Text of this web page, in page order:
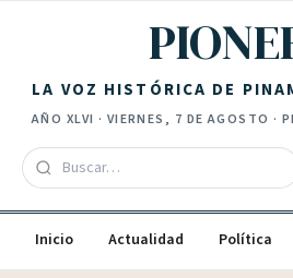
LA VOZ HISTÓRICA DE
AÑO XLVI · VIERNES, 7 DE AGOSTO ·
Inicio Actualidad Política